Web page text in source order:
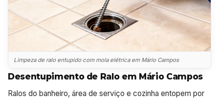
Limpeza de ralo entupido com mola elétrica em Mário Campos
Desentupimento de Ralo em Mário Campos
Ralos do banheiro, área de serviço e cozinha entopem por